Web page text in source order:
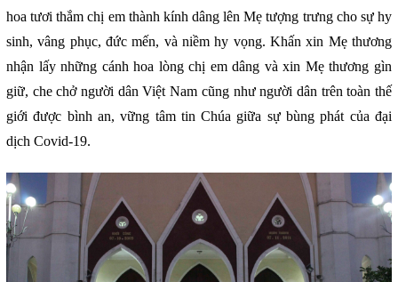
hoa tươi thắm chị em thành kính dâng lên Mẹ tượng trưng cho sự hy
sinh, vâng phục, đức mến, và niềm hy vọng. Khấn xin Mẹ thương
nhận lấy những cánh hoa lòng chị em dâng và xin Mẹ thương gìn
giữ, che chở người dân Việt Nam cũng như người dân trên toàn thế
giới được bình an, vững tâm tin Chúa giữa sự bùng phát của đại
dịch Covid-19.